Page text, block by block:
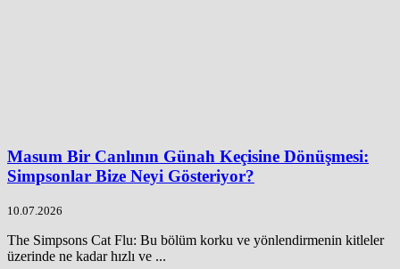
Masum Bir Canlının Günah Keçisine Dönüşmesi:
Simpsonlar Bize Neyi Gösteriyor?
10.07.2026
The Simpsons Cat Flu: Bu bölüm korku ve yönlendirmenin kitleler
üzerinde ne kadar hızlı ve ...